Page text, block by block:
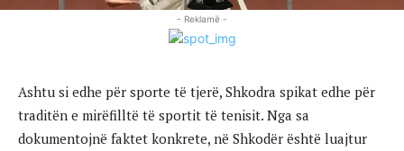
- Reklamë -
Ashtu si edhe për sporte të tjerë, Shkodra spikat edhe për
traditën e mirëfilltë të sportit të tenisit. Nga sa
dokumentojnë faktet konkrete, në Shkodër është luajtur